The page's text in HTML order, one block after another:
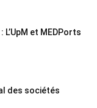
et MEDPorts
des sociétés